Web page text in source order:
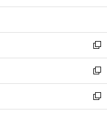
開
ウ
開
く
ン
ウ
で
開
く
ウ
ン
ド
ウ
で
開
く
新
し
い
ウ
ィ
ン
新
し
い
ウ
新
し